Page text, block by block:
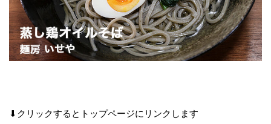
⬇︎クリックするとトップページにリンクします